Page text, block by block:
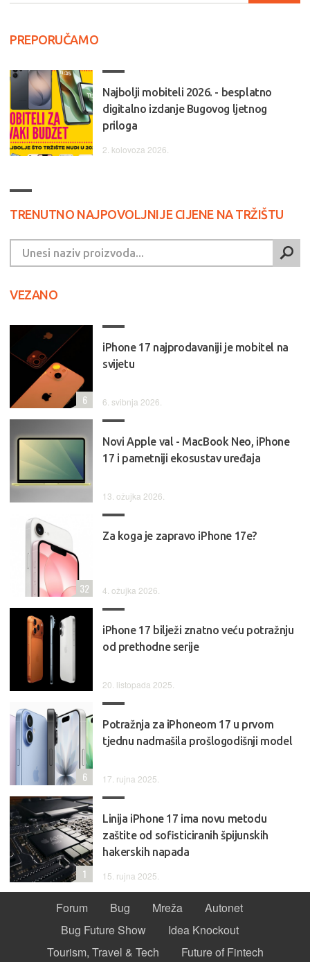
PREPORUČAMO
Najbolji mobiteli 2026. - besplatno
digitalno izdanje Bugovog ljetnog
priloga
2. kolovoza 2026.
TRENUTNO NAJPOVOLJNIJE CIJENE NA TRŽIŠTU
VEZANO
iPhone 17 najprodavaniji je mobitel na
svijetu
6. svibnja 2026.
6
Novi Apple val - MacBook Neo, iPhone
17 i pametniji ekosustav uređaja
13. ožujka 2026.
Za koga je zapravo iPhone 17e?
4. ožujka 2026.
32
iPhone 17 bilježi znatno veću potražnju
od prethodne serije
20. listopada 2025.
Potražnja za iPhoneom 17 u prvom
tjednu nadmašila prošlogodišnji model
17. rujna 2025.
6
Linija iPhone 17 ima novu metodu
zaštite od sofisticiranih špijunskih
hakerskih napada
15. rujna 2025.
1
Forum Bug Mreža
Autonet
Bug Future Show
Idea Knockout
Tourism, Travel & Tech
Future of Fintech